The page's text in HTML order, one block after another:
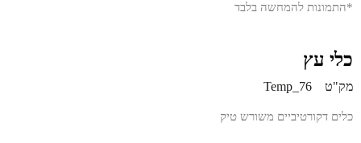
*התמונות להמחשה בלבד
כלי עץ
מק"ט Temp_76
כלים דקורטיביים משורש טיק